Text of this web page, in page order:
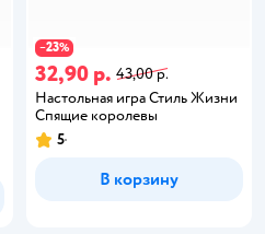
−23%
32,90 р. 43,00 р.
Настольная игра Стиль Жизни
Спящие королевы
5
В корзину